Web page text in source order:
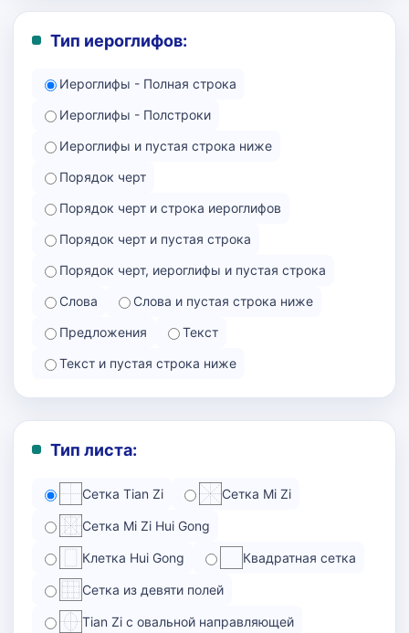
Тип иероглифов:
Иероглифы - Полная строка
Иероглифы - Полстроки
Иероглифы и пустая строка ниже
Порядок черт
Порядок черт и строка иероглифов
Порядок черт и пустая строка
Порядок черт, иероглифы и пустая строка
Слова
Слова и пустая строка ниже
Предложения
Текст
Текст и пустая строка ниже
Тип листа:
Сетка Tian Zi Сетка Mi Zi
Сетка Mi Zi Hui Gong
Клетка Hui Gong Квадратная сетка
Сетка из девяти полей
Tian Zi с овальной направляющей